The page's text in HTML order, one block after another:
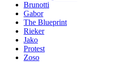
Brunotti
Gabor
The Blueprint
Rieker
Jako
Protest
Zoso